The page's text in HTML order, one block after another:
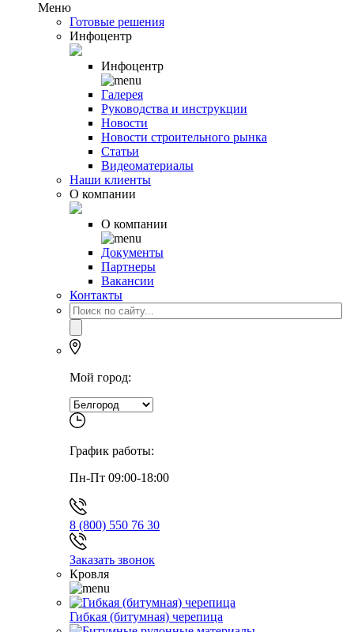
Меню
Готовые решения
Инфоцентр
Инфоцентр
Галерея
Руководства и инструкции
Новости
Новости строительного рынка
Статьи
Видеоматериалы
Наши клиенты
О компании
О компании
Документы
Партнеры
Вакансии
Контакты
Мой город:
График работы:
Пн-Пт 09:00-18:00
8 (800) 550 76 30
Заказать звонок
Кровля
Гибкая (битумная) черепица